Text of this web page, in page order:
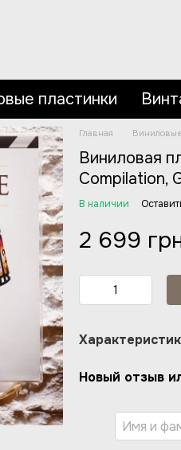
пластинки
Главная
Виниловая
Compilation,
В наличии
2 699
Новый отзыв